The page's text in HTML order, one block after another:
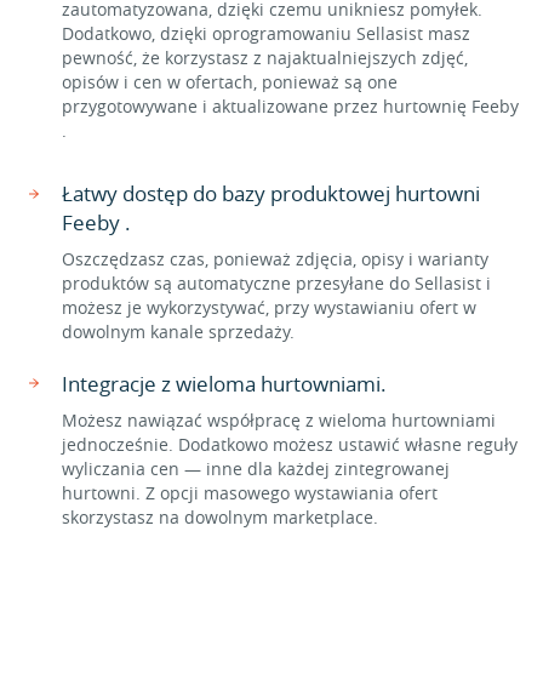
zautomatyzowana, dzięki czemu unikniesz pomyłek.
Dodatkowo, dzięki oprogramowaniu Sellasist masz
pewność, że korzystasz z najaktualniejszych zdjęć,
opisów i cen w ofertach, ponieważ są one
przygotowywane i aktualizowane przez hurtownię Feeby
.
Łatwy dostęp do bazy produktowej hurtowni
Feeby .
Oszczędzasz czas, ponieważ zdjęcia, opisy i warianty
produktów są automatyczne przesyłane do Sellasist i
możesz je wykorzystywać, przy wystawianiu ofert w
dowolnym kanale sprzedaży.
Integracje z wieloma hurtowniami.
Możesz nawiązać współpracę z wieloma hurtowniami
jednocześnie. Dodatkowo możesz ustawić własne reguły
wyliczania cen — inne dla każdej zintegrowanej
hurtowni. Z opcji masowego wystawiania ofert
skorzystasz na dowolnym marketplace.